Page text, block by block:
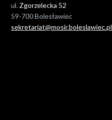
ul. Zgorzelecka 52
59-700 Bolesławiec
sekretariat@mosir.boleslawiec.pl